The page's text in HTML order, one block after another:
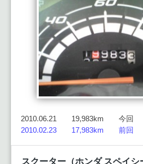
2010.06.21 19,983km 今回
2010.02.23 17,983km 前回